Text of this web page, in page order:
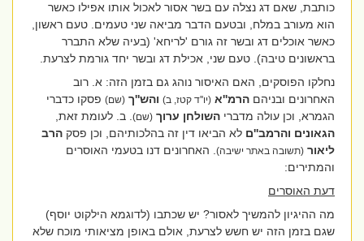
כותבת, שאם דג נצלה עם בשר אסור לאכול אותו אפילו כאשר
הוא מעורב במלח, ובטעם הדבר מביאה שני טעמים. טעם ראשון,
כאשר אוכלים דג ובשר זה גורם 'לריחא' (בעיה שלא התברר
בראשונים טיבה). טעם שני, אכילת דג ובשר יחד גורמת לצרעת.
נחלקו הפוסקים, האם האיסור נוהג גם בזמן הזה: א. רוב
האחרונים ובניהםהרמ''א (יו''ד קטז, ב) והש''ך (שם)פסקו כדברי
הגמרא, וכן עולה מדבריהשולחן ערוך(שם). ב. לעומת זאת,
הגאונים והרמב''םלא הביאו דין זה בהלכותיהם, וכן פסקהרב
ליאור (תשובה באתר ישיבה). האחרונים דנו בטעמי האוסרים
והמתירים:
דעת האוסרים
מה ההיגיון להמשיך לאסור? יש שכתבו (לדוגמא הילקוט יוסף)
שגם בזמן הזה יש חשש לצרעת, אולם באופן מציאותי מוכח שלא